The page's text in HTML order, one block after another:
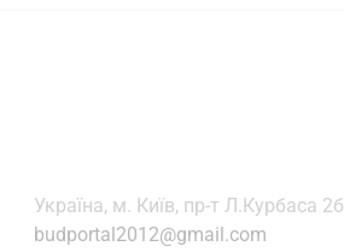
Українa, м. Київ, пр-т Л.Курбаса 2б
budportal2012@gmail.com